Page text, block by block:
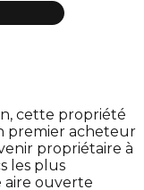
cette propriété
premier acheteur
propriétaire à
les plus
aire ouverte